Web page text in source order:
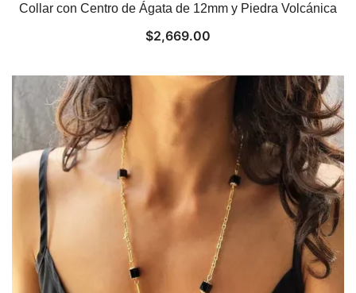
Collar con Centro de Ágata de 12mm y Piedra Volcánica
$2,669.00